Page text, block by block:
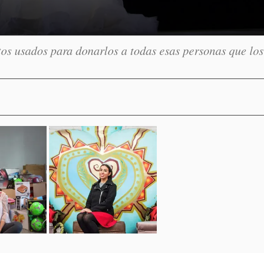
usados para donarlos a todas esas personas que los